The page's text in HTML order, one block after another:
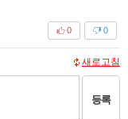
0
0
새로고침
등록